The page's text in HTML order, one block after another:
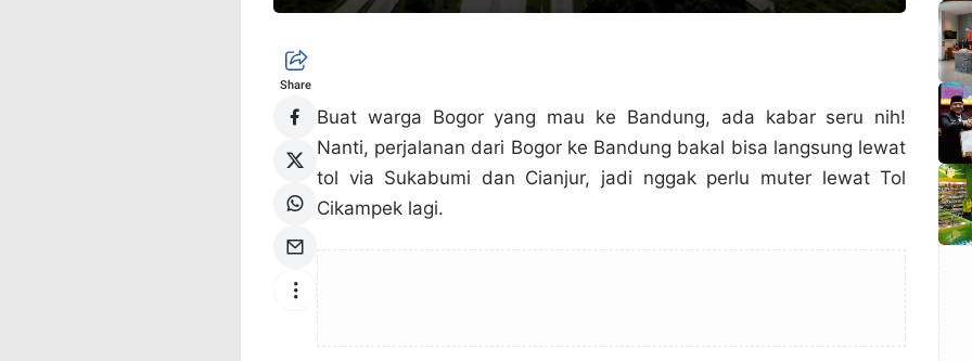
Share
Buat warga Bogor yang mau ke Bandung, ada kabar seru nih!
Nanti, perjalanan dari Bogor ke Bandung bakal bisa langsung lewat
tol via Sukabumi dan Cianjur, jadi nggak perlu muter lewat Tol
Cikampek lagi.